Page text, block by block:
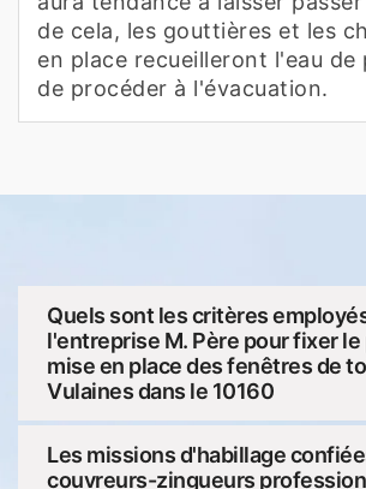
de cela, les gouttières et les
en place recueilleront l'eau de
de procéder à l'évacuation.
Quels sont les critères
l'entreprise M. Père pour fixer le
mise en place des fenêtres de
Vulaines dans le 10160
Les missions d'habillage
couvreurs-zingueurs